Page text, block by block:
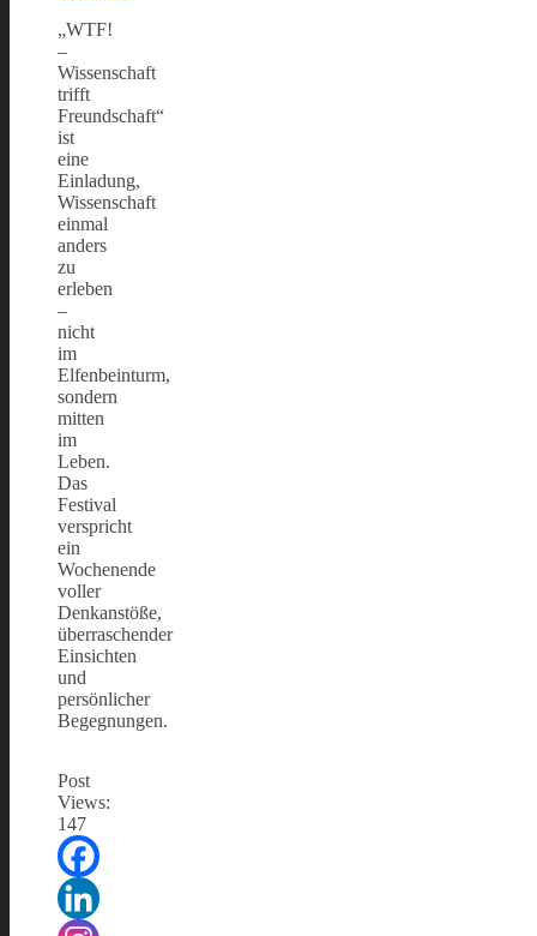
„WTF!
–
Wissenschaft
trifft
Freundschaft“
ist
eine
Einladung,
Wissenschaft
einmal
anders
zu
erleben
–
nicht
im
Elfenbeinturm,
sondern
mitten
im
Leben.
Das
Festival
verspricht
ein
Wochenende
voller
Denkanstöße,
überraschender
Einsichten
und
persönlicher
Begegnungen.
Post
Views:
147